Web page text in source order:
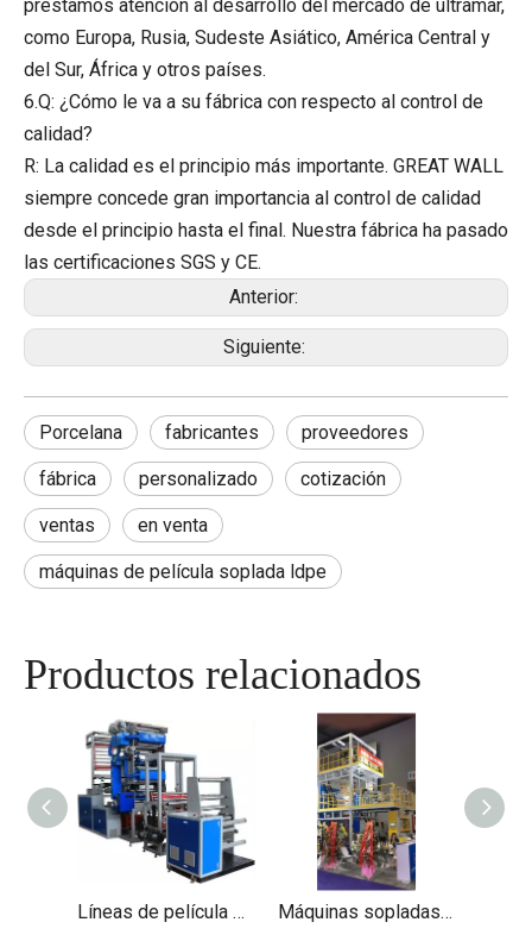
prestamos atención al desarrollo del mercado de ultramar,
como Europa, Rusia, Sudeste Asiático, América Central y
del Sur, África y otros países.
6.Q: ¿Cómo le va a su fábrica con respecto al control de
calidad?
R: La calidad es el principio más importante. GREAT WALL
siempre concede gran importancia al control de calidad
desde el principio hasta el final. Nuestra fábrica ha pasado
las certificaciones SGS y CE.
Anterior:
Siguiente:
Porcelana fabricantes proveedores
fábrica personalizado cotización
ventas en venta
máquinas de película soplada ldpe
Productos relacionados
Líneas de película soplada a escala de laboratorio Máquinas sopladas de película adhesiva de polímero